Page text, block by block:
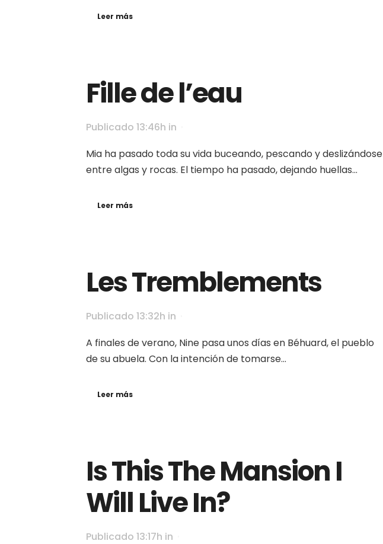
Leer más
Fille de l’eau
Publicado 13:46h in
Mia ha pasado toda su vida buceando, pescando y deslizándose
entre algas y rocas. El tiempo ha pasado, dejando huellas...
Leer más
Les Tremblements
Publicado 13:32h in
A finales de verano, Nine pasa unos días en Béhuard, el pueblo
de su abuela. Con la intención de tomarse...
Leer más
Is This The Mansion I
Will Live In?
Publicado 13:17h in